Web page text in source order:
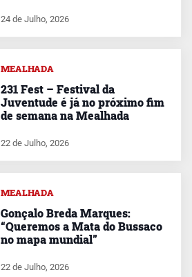
24 de Julho, 2026
MEALHADA
231 Fest – Festival da
Juventude é já no próximo fim
de semana na Mealhada
22 de Julho, 2026
MEALHADA
Gonçalo Breda Marques:
“Queremos a Mata do Bussaco
no mapa mundial”
22 de Julho, 2026